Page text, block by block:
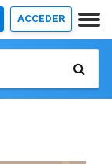
ACCEDER